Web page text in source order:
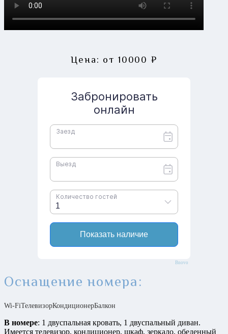
Цена: от 10000 ₽
Bnovo
Оснащение номера:
Wi-FiТелевизорКондиционерБалкон
В номере: 1 двуспальная кровать, 1 двуспальный диван.
Имеется телевизор, кондиционер, шкаф, зеркало, обеденный